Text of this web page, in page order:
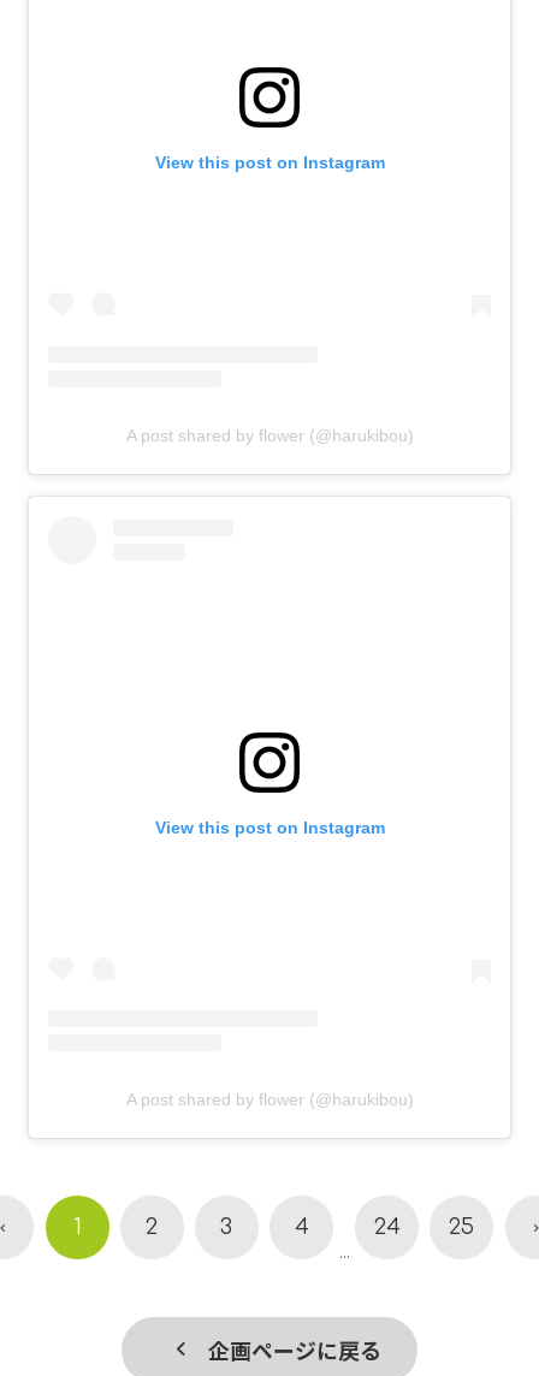
View this post on Instagram
A post shared by flower (@harukibou)
View this post on Instagram
A post shared by flower (@harukibou)
1 2 3 4
...
24 25
企画ページに戻る